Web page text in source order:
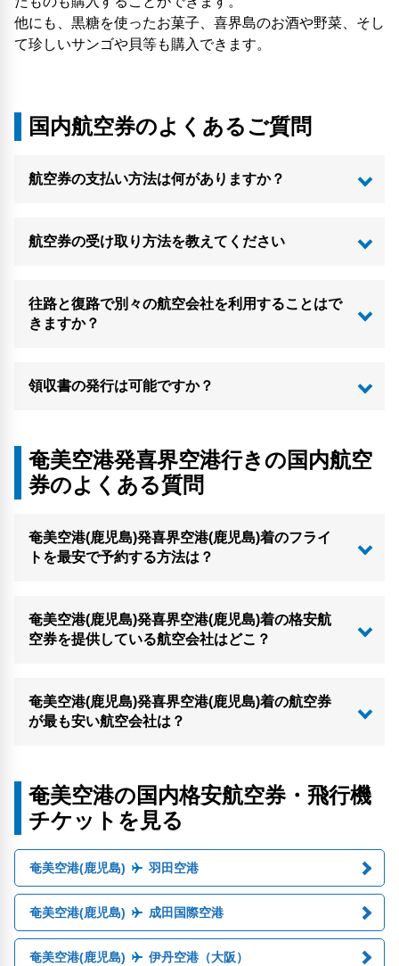
他にも、黒糖を使ったお菓子、喜界島のお酒や野菜、そし
て珍しいサンゴや貝等も購入できます。
国内航空券のよくあるご質問
航空券の支払い方法は何がありますか？
航空券の受け取り方法を教えてください
往路と復路で別々の航空会社を利用することはで
きますか？
領収書の発行は可能ですか？
奄美空港発喜界空港行きの国内航空
券のよくある質問
奄美空港(鹿児島)発喜界空港(鹿児島)着のフライ
トを最安で予約する方法は？
奄美空港(鹿児島)発喜界空港(鹿児島)着の格安航
空券を提供している航空会社はどこ？
奄美空港(鹿児島)発喜界空港(鹿児島)着の航空券
が最も安い航空会社は？
奄美空港の国内格安航空券・飛行機
チケットを見る
奄美空港(鹿児島) 羽田空港
奄美空港(鹿児島) 成田国際空港
奄美空港(鹿児島) 伊丹空港（大阪）